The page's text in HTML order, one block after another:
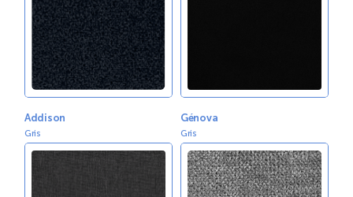
Addison
Gris
Génova
Gris